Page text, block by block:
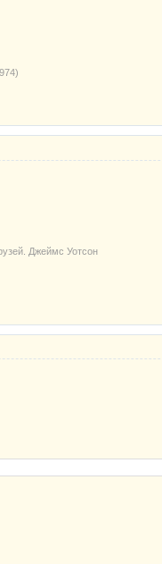
Джеймс Уотсон